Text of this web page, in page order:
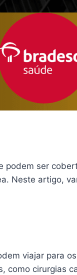
ser
Neste artigo,
viajar para
como cirurgias